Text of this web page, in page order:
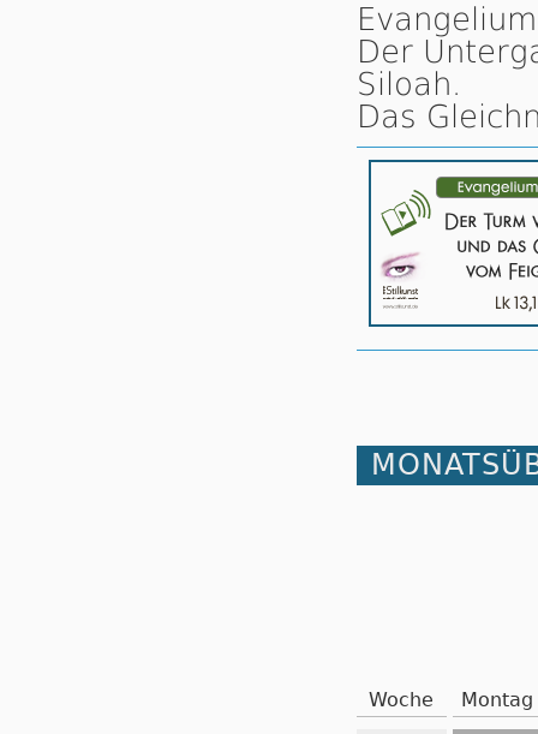
Der
Siloah.
Das
Woche Montag